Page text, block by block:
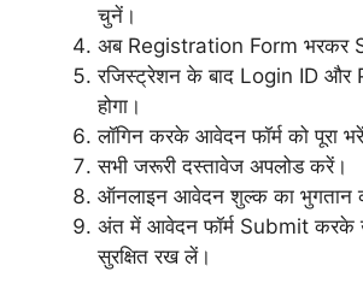
चुनें।
अब Registration Form भरकर
रजिस्ट्रेशन के बाद Login ID और
होगा।
लॉगिन करके आवेदन फॉर्म को पूरा
सभी जरूरी दस्तावेज अपलोड करें।
ऑनलाइन आवेदन शुल्क का भुगतान
अंत में आवेदन फॉर्म Submit करके
सुरक्षित रख लें।